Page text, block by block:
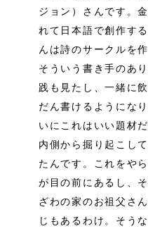
ジョン）さんです。
れて日本語で創作す
んは詩のサークルを
そういう書き手のあ
践も見たし、一緒に
だん書けるようにな
いにこれはいい題材
内側から掘り起こし
たんです。これをや
が目の前にあるし、
ざわの家のお祖父さ
じもあるわけ。そう